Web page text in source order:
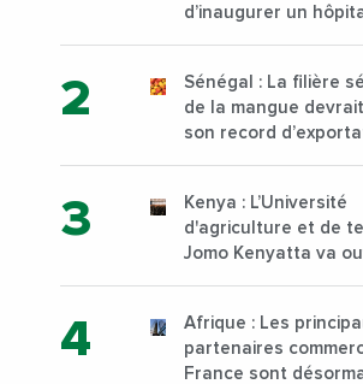
d’inaugurer un
Sénégal : La filière
de la mangue
son record
Kenya : L’Université
d'agriculture et de
Jomo Kenyatta va
sur son campus de
Nairobi dès janvier
Afrique : Les
partenaires
France sont